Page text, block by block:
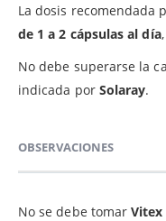
La dosis recomendada
de 1 a 2 cápsulas al día
No debe superarse la
indicada por Solaray.
OBSERVACIONES
No se debe tomarVitex